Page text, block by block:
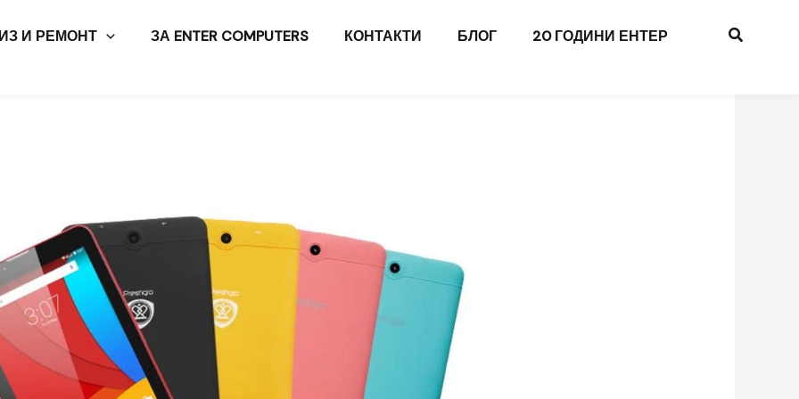
И РЕМОНТ ЗА ENTER COMPUTERS КОНТАКТИ БЛОГ 20 ГОДИНИ ЕНТЕР Search